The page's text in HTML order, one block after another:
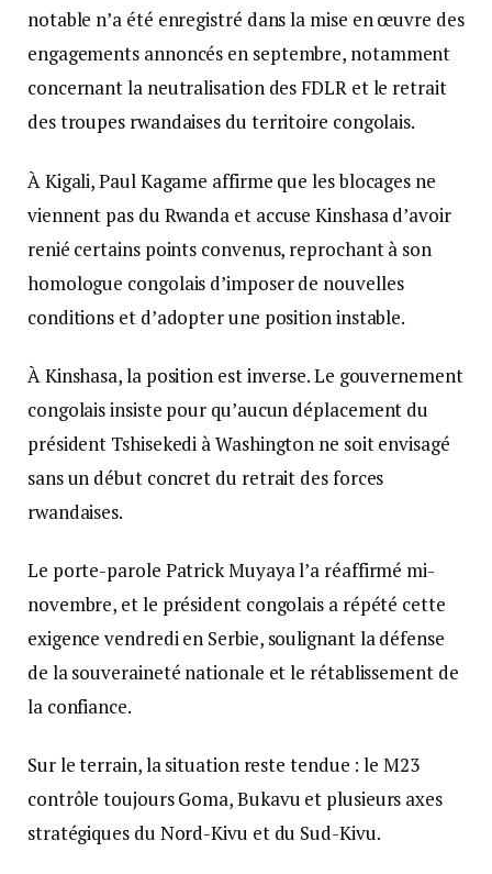
notable n’a été enregistré dans la mise en œuvre des
engagements annoncés en septembre, notamment
concernant la neutralisation des FDLR et le retrait
des troupes rwandaises du territoire congolais.
À Kigali, Paul Kagame affirme que les blocages ne
viennent pas du Rwanda et accuse Kinshasa d’avoir
renié certains points convenus, reprochant à son
homologue congolais d’imposer de nouvelles
conditions et d’adopter une position instable.
À Kinshasa, la position est inverse. Le gouvernement
congolais insiste pour qu’aucun déplacement du
président Tshisekedi à Washington ne soit envisagé
sans un début concret du retrait des forces
rwandaises.
Le porte-parole Patrick Muyaya l’a réaffirmé mi-
novembre, et le président congolais a répété cette
exigence vendredi en Serbie, soulignant la défense
de la souveraineté nationale et le rétablissement de
la confiance.
Sur le terrain, la situation reste tendue : le M23
contrôle toujours Goma, Bukavu et plusieurs axes
stratégiques du Nord-Kivu et du Sud-Kivu.